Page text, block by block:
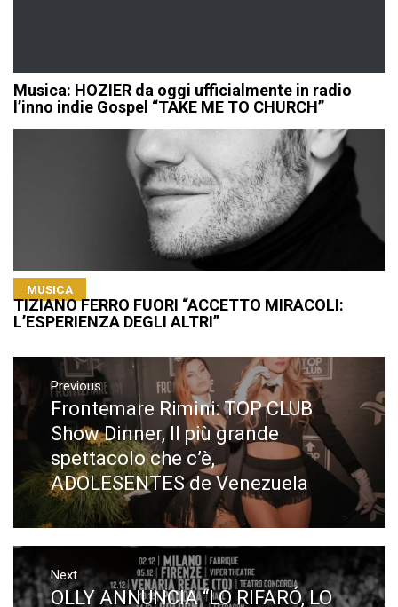
Musica: HOZIER da oggi ufficialmente in radio
l’inno indie Gospel “TAKE ME TO CHURCH”
MUSICA
TIZIANO FERRO FUORI “ACCETTO MIRACOLI:
L’ESPERIENZA DEGLI ALTRI”
Navigazione
articoli
Previous
Previous
post:
Frontemare Rimini: TOP CLUB
Show Dinner, Il più grande
spettacolo che c’è,
ADOLESENTES de Venezuela
Next
Next
OLLY ANNUNCIA “LO RIFARÓ, LO